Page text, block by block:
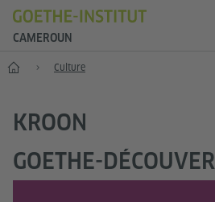
CAMEROUN
Accueil Culture
KROON
GOETHE-